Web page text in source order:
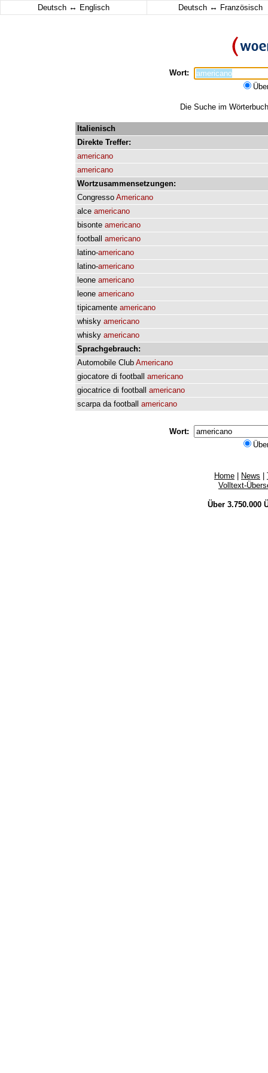
Deutsch ↔ Englisch Deutsch ↔ Französisch
Wort:
Die Suche im
Italienisch
Direkte Treffer:
americano
americano
Wortzusammensetzungen:
Congresso Americano
alce americano
bisonte americano
football americano
latino-americano
latino-americano
leone americano
leone americano
tipicamente americano
whisky americano
whisky americano
Sprachgebrauch:
Automobile Club Americano
giocatore di football americano
giocatrice di football americano
scarpa da football americano
Wort:
Home News
Volltext-
Über 3.750.000